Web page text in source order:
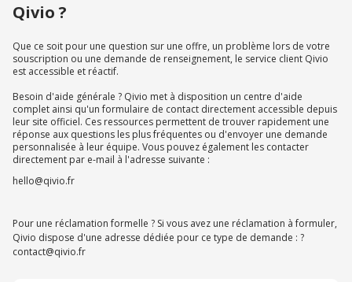
Qivio ?
Que ce soit pour une question sur une offre, un problème lors de votre
souscription ou une demande de renseignement, le service client Qivio
est accessible et réactif.
Besoin d'aide générale ? Qivio met à disposition un centre d'aide
complet ainsi qu'un formulaire de contact directement accessible depuis
leur site officiel. Ces ressources permettent de trouver rapidement une
réponse aux questions les plus fréquentes ou d'envoyer une demande
personnalisée à leur équipe. Vous pouvez également les contacter
directement par e-mail à l'adresse suivante :
hello@qivio.fr
Pour une réclamation formelle ? Si vous avez une réclamation à formuler,
Qivio dispose d'une adresse dédiée pour ce type de demande : ?
contact@qivio.fr